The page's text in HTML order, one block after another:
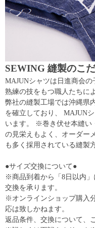
SEWING 縫製のこ
MAJUNシャツは日進商会
熟練の技をもつ職人たちに
弊社の縫製工場では沖縄県
を確立しており、 MAJUN
います。 ※巻き伏せ本縫い
の見栄えもよく、オーダー
も多く採用されている縫製
●サイズ交換について●
※商品到着から「8日以内
交換を承ります。
※オンラインショップ購入
応は致しかねます。
返品条件、交換について、